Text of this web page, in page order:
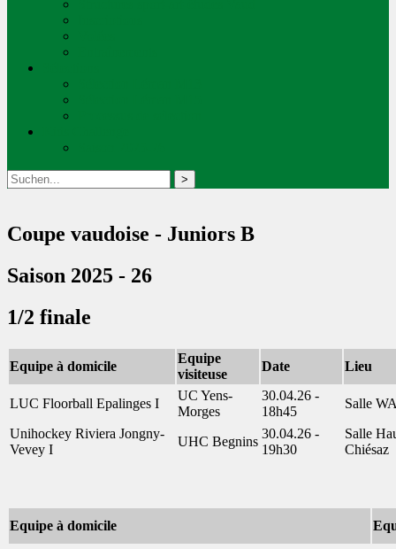
Coupe vaudoise - Juniors B
Saison 2025 - 26
1/2 finale
Equipe à domicile
Equipe
visiteuse
Date Lieu
LUC Floorball Epalinges I
UC Yens-
Morges
30.04.26 -
18h45
Salle
Unihockey Riviera Jongny-
Vevey I
UHC Begnins
30.04.26 -
19h30
Salle
Chiésaz
Equipe à domicile